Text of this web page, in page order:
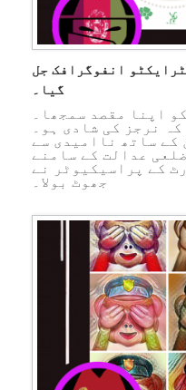
انفوگرافک جل
گیا۔
اپنا مقصد سمجھا۔
نرجز کی شادی ہو۔
کے ساتھ ناامیدی سے
عدالت کے سامنے
کے پراسیکیوٹر نے
جھوٹ بولا۔